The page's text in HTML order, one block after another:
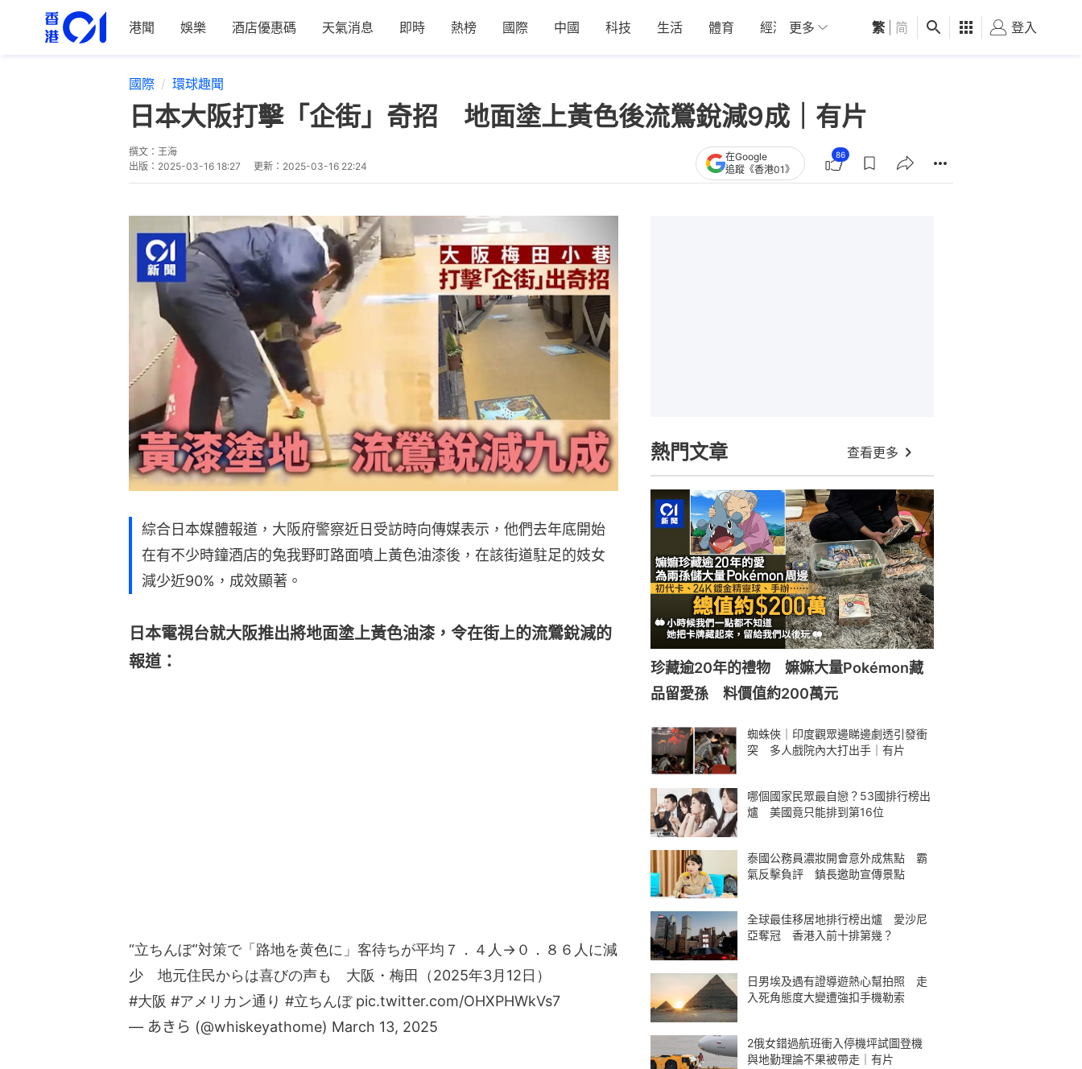
港聞 娛樂 酒店優惠碼 天氣消息 即時 熱榜 國際 中國 科技 生活 體育 經濟 01深圳 觀點 健康 好食玩飛
更多 繁 简 登入
國際 環球趣聞
日本大阪打擊「企街」奇招 地面塗上黃色後流鶯銳減9成｜有片
撰文： 王海
出版： 2025-03-16 18:27 更新： 2025-03-16 22:24
在Google
追蹤《香港01》
86
綜合日本媒體報道，大阪府警察近日受訪時向傳媒表示，他們去年底開始
在有不少時鐘酒店的兔我野町路面噴上黃色油漆後，在該街道駐足的妓女
減少近90%，成效顯著。
日本電視台就大阪推出將地面塗上黃色油漆，令在街上的流鶯銳減的
報道：
“立ちんぼ”対策で「路地を黄色に」客待ちが平均７．４人→０．８６人に減
少 地元住民からは喜びの声も 大阪・梅田（2025年3月12日）
#大阪 #アメリカン通り #立ちんぼ pic.twitter.com/OHXPHWkVs7
— あきら (@whiskeyathome) March 13, 2025
熱門文章 查看更多
珍藏逾20年的禮物 嫲嫲大量Pokémon藏
品留愛孫 料價值約200萬元
蜘蛛俠｜印度觀眾邊睇邊劇透引發衝
突 多人戲院內大打出手｜有片
哪個國家民眾最自戀？53國排行榜出
爐 美國竟只能排到第16位
泰國公務員濃妝開會意外成焦點 霸
氣反擊負評 鎮長邀助宣傳景點
全球最佳移居地排行榜出爐 愛沙尼
亞奪冠 香港入前十排第幾？
日男埃及遇有證導遊熱心幫拍照 走
入死角態度大變遭強扣手機勒索
2俄女錯過航班衝入停機坪試圖登機
與地勤理論不果被帶走｜有片